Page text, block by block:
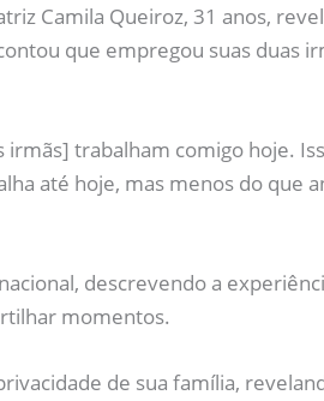
Camila Queiroz, 31 anos,
que empregou suas duas
trabalham comigo hoje.
até hoje, mas menos do que
descrevendo a
momentos.
de sua família,